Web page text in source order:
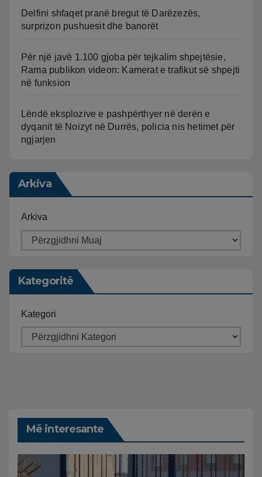
Delfini shfaqet pranë bregut të Darëzezës,
surprizon pushuesit dhe banorët
Për një javë 1.100 gjoba për tejkalim shpejtësie,
Rama publikon videon: Kamerat e trafikut së shpejti
në funksion
Lëndë eksplozive e pashpërthyer në derën e
dyqanit të Noizyt në Durrës, policia nis hetimet për
ngjarjen
Arkiva
Arkiva
Kategoritë
Kategori
Më interesante